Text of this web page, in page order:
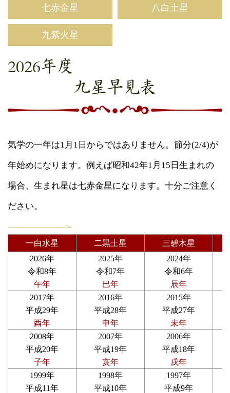
七赤金星 八白土星
九紫火星
2026年度
九星早見表
気学の一年は1月1日からではありません。節分(2/4)が
年始めになります。例えば昭和42年1月15日生まれの
場合、生まれ星は七赤金星になります。十分ご注意く
ださい。
一白水星 二黒土星
三碧木星
2026年
令和8年
午年
2025年
令和7年
巳年
2024年
令和6年
辰年
2017年
平成29年
酉年
2016年
平成28年
申年
2015年
平成27年
未年
2008年
平成20年
子年
2007年
平成19年
亥年
2006年
平成18年
戌年
1999年
平成11年
1998年
平成10年
1997年
平成9年